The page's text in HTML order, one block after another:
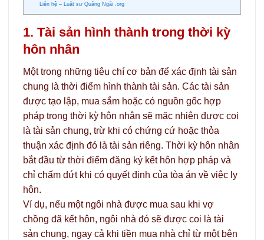
Liên hệ – Luật sư Quảng Ngãi .org
1. Tài sản hình thành trong thời kỳ
hôn nhân
Một trong những tiêu chí cơ bản để xác định tài sản
chung là thời điểm hình thành tài sản. Các tài sản
được tạo lập, mua sắm hoặc có nguồn gốc hợp
pháp trong thời kỳ hôn nhân sẽ mặc nhiên được coi
là tài sản chung, trừ khi có chứng cứ hoặc thỏa
thuận xác định đó là tài sản riêng. Thời kỳ hôn nhân
bắt đầu từ thời điểm đăng ký kết hôn hợp pháp và
chỉ chấm dứt khi có quyết định của tòa án về việc ly
hôn.
Ví dụ, nếu một ngôi nhà được mua sau khi vợ
chồng đã kết hôn, ngôi nhà đó sẽ được coi là tài
sản chung, ngay cả khi tiền mua nhà chỉ từ một bên